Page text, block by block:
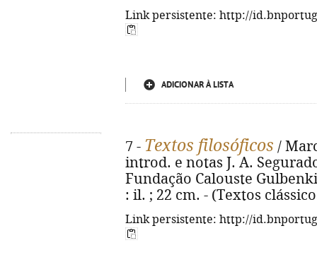
Link persistente: http://
ADICIONAR À LISTA
7 - Textos filosóficos /
introd. e notas J. A.
Fundação Calouste
: il. ; 22 cm. - (Textos
Link persistente: http://